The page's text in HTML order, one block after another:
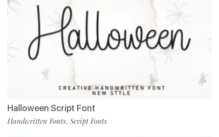
Halloween Script Font
Handwritten Fonts, Script Fonts